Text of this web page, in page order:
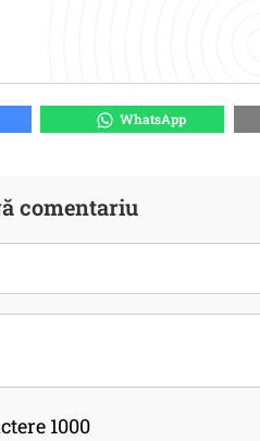
WhatsApp
comentariu
1000